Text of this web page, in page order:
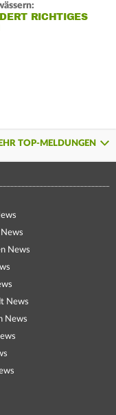
RICHTIGES
TOP-MELDUNGEN
News
News
News